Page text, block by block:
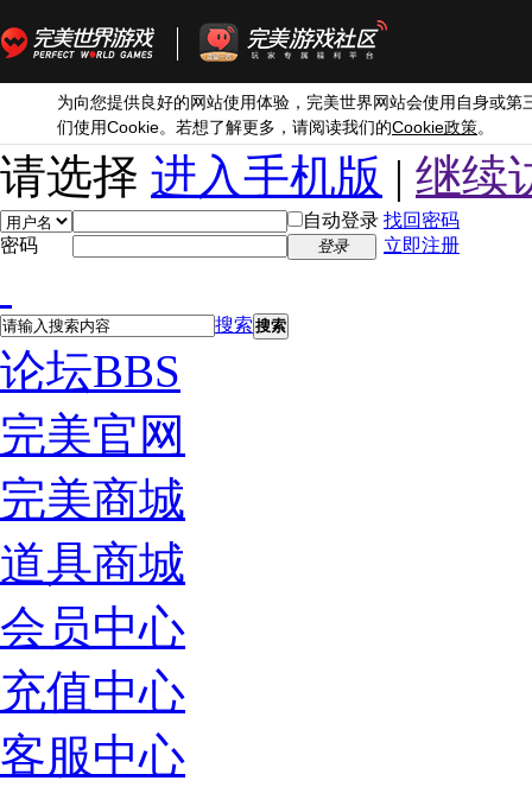
为向您提供良好的网站使用体验，完美世界网站会使用自身或第
们使用Cookie。若想了解更多，请阅读我们的Cookie政策。
请选择 进入手机版 | 继续
自动登录 找回密码
密码
登录 立即注册
搜索 搜索
论坛BBS
完美官网
完美商城
道具商城
会员中心
充值中心
客服中心